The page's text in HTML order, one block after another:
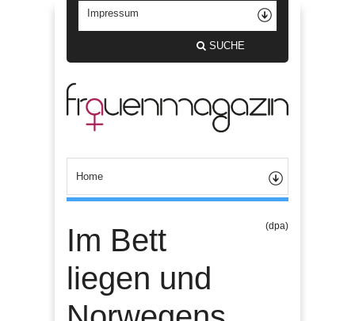
SUCHE
Im Bett
liegen und
(dpa)